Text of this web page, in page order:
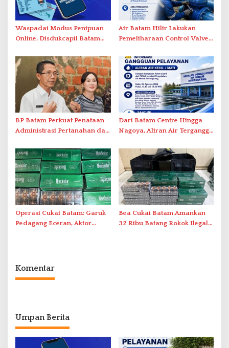
Waspadai Modus Penipuan
Online, Disdukcapil Batam
Tatap Muka
Air Batam Hilir Lakukan
Pemeliharaan Control Valve,
BP Batam Perkuat Penataan
Administrasi Pertanahan dan
Dari Batam Centre Hingga
Nagoya, Aliran Air Terganggu
Duriangkang
Operasi Cukai Batam: Garuk
Pedagang Eceran, Aktor
Bea Cukai Batam Amankan
32 Ribu Batang Rokok Ilegal
Komentar
Umpan Berita